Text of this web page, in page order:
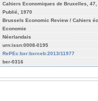
Cahiers Economiques de Bruxelles, 47,
Publié, 1970
Brussels Economic Review / Cahiers
Economie
Néerlandais
urn:issn:0008-0195
RePEc:bxr:bxrceb:2013/11977
ber-0316